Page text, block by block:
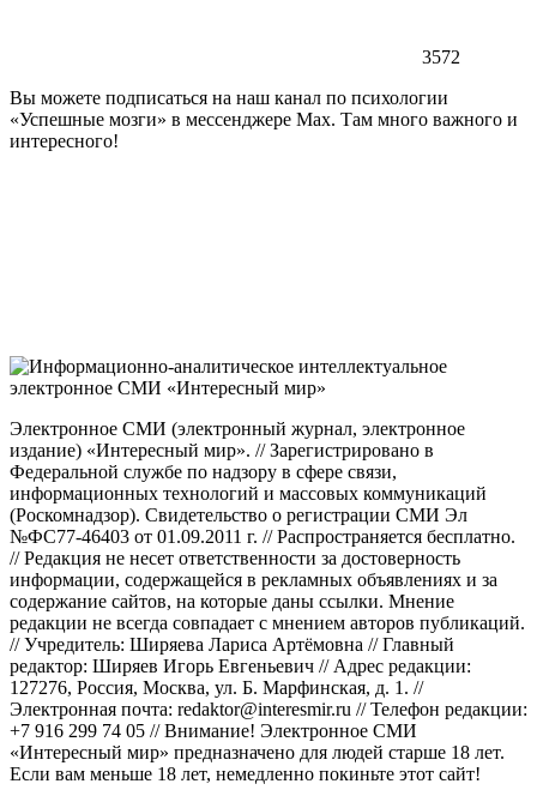
3572
Вы можете подписаться на наш канал по психологии
«Успешные мозги» в мессенджере Max. Там много важного и
интересного!
Электронное СМИ (электронный журнал, электронное
издание) «Интересный мир». // Зарегистрировано в
Федеральной службе по надзору в сфере связи,
информационных технологий и массовых коммуникаций
(Роскомнадзор). Свидетельство о регистрации СМИ Эл
№ФС77-46403 от 01.09.2011 г. // Распространяется бесплатно.
// Редакция не несет ответственности за достоверность
информации, содержащейся в рекламных объявлениях и за
содержание сайтов, на которые даны ссылки. Мнение
редакции не всегда совпадает с мнением авторов публикаций.
// Учредитель: Ширяева Лариса Артёмовна // Главный
редактор: Ширяев Игорь Евгеньевич // Адрес редакции:
127276, Россия, Москва, ул. Б. Марфинская, д. 1. //
Электронная почта: redaktor@interesmir.ru // Телефон редакции:
+7 916 299 74 05 // Внимание! Электронное СМИ
«Интересный мир» предназначено для людей старше 18 лет.
Если вам меньше 18 лет, немедленно покиньте этот сайт!